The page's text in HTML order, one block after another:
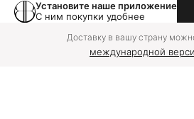
Установите наше приложение
С ним покупки удобнее
Доставку в вашу страну
международной